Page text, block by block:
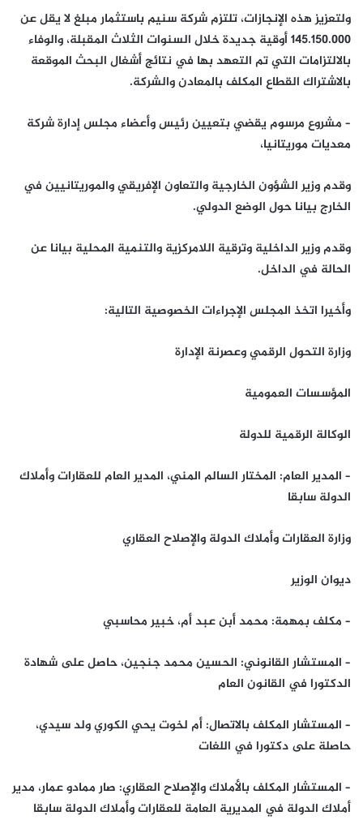
ولتعزيز هذه الإنجازات، تلتزم شركة سنيم باستثمار مبلغ لا يقل عن
145.150.000 أوقية جديدة خلال السنوات الثلاث المقبلة، والوفاء
بالالتزامات التي تم التعهد بها في نتائج أشغال البحث الموقعة
بالاشتراك القطاع المكلف بالمعادن والشركة.
– مشروع مرسوم يقضي بتعيين رئيس وأعضاء مجلس إدارة شركة
معديات موريتانيا،
وقدم وزير الشؤون الخارجية والتعاون الإفريقي والموريتانيين في
الخارج بيانا حول الوضع الدولي.
وقدم وزير الداخلية وترقية اللامركزية والتنمية المحلية بيانا عن
الحالة في الداخل.
وأخيرا اتخذ المجلس الإجراءات الخصوصية التالية:
وزارة التحول الرقمي وعصرنة الإدارة
المؤسسات العمومية
الوكالة الرقمية للدولة
– المدير العام: المختار السالم المني، المدير العام للعقارات وأملاك
الدولة سابقا
وزارة العقارات وأملاك الدولة والإصلاح العقاري
ديوان الوزير
– مكلف بمهمة: محمد أبن عبد أم، خبير محاسبي
– المستشار القانوني: الحسين محمد جنجين، حاصل على شهادة
الدكتورا في القانون العام
– المستشار المكلف بالاتصال: أم لخوت يحي الكوري ولد سيدي،
حاصلة على دكتورا في اللغات
– المستشار المكلف بالأملاك والإصلاح العقاري: صار ممادو عمار، مدير
أملاك الدولة في المديرية العامة للعقارات وأملاك الدولة سابقا